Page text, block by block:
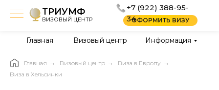
ОФОРМИТЬ ВИЗУ
+7 (922) 388-95-
34
Главная
ТРИУМФ
ВИЗОВЫЙ ЦЕНТР
Визовый центр Информация
Главная → Визовый центр → Виза в Европу →
Виза в Хельсинки